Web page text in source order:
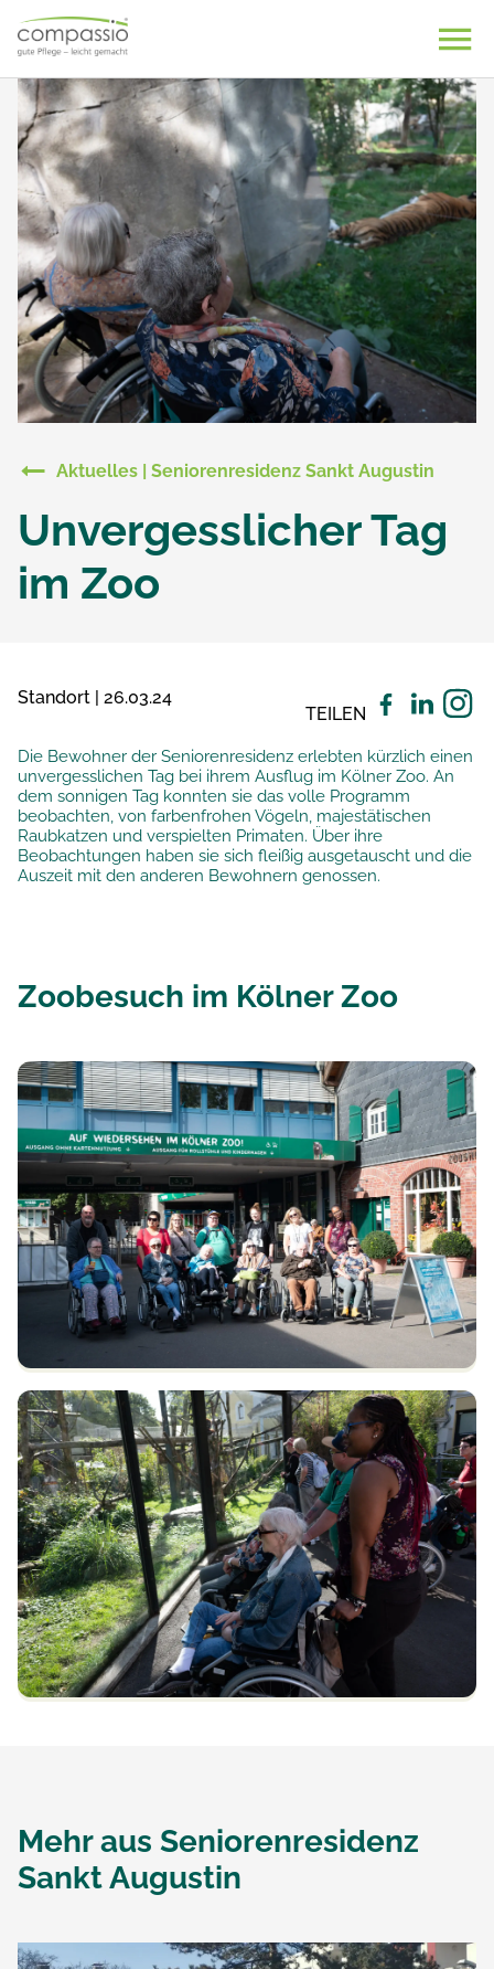
content
Aktuelles | Seniorenresidenz Sankt Augustin
Unvergesslicher Tag
im Zoo
Standort | 26.03.24
TEILEN
Die Bewohner der Seniorenresidenz erlebten kürzlich einen
unvergesslichen Tag bei ihrem Ausflug im Kölner Zoo. An
dem sonnigen Tag konnten sie das volle Programm
beobachten, von farbenfrohen Vögeln, majestätischen
Raubkatzen und verspielten Primaten. Über ihre
Beobachtungen haben sie sich fleißig ausgetauscht und die
Auszeit mit den anderen Bewohnern genossen.
Zoobesuch im Kölner Zoo
Mehr aus Seniorenresidenz
Sankt Augustin